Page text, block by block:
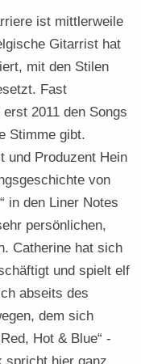
ist mittlerweile
Gitarrist hat
mit den Stilen
Fast
2011 den Songs
Stimme gibt.
und Produzent Hein
von
in den Liner Notes
persönlichen,
Catherine hat sich
und spielt elf
abseits des
dem sich
Hot & Blue“ -
spricht hier ganz